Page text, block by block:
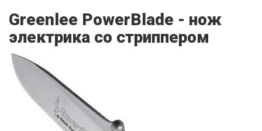
Greenlee PowerBlade - нож
электрика со стриппером